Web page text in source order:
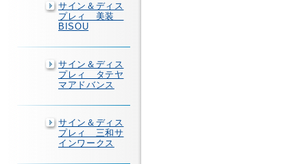
サイン＆ディス
プレィ 美装
BISOU
サイン＆ディス
プレィ タテヤ
マアドバンス
サイン＆ディス
プレィ 三和サ
インワークス